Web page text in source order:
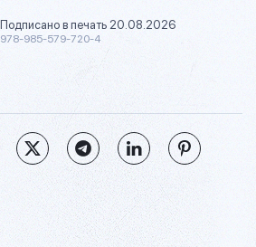
Подписано в печать 20.08.2026
978-985-579-720-4